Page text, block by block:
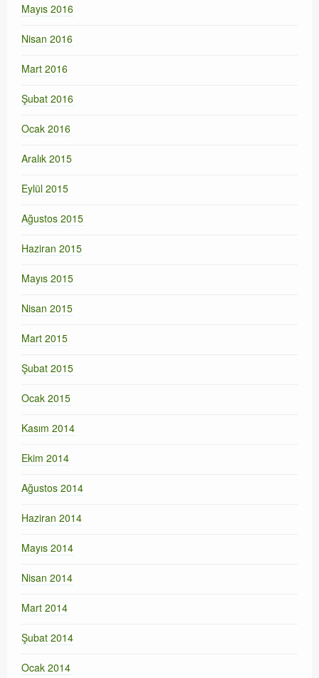
Mayıs 2016
Nisan 2016
Mart 2016
Şubat 2016
Ocak 2016
Aralık 2015
Eylül 2015
Ağustos 2015
Haziran 2015
Mayıs 2015
Nisan 2015
Mart 2015
Şubat 2015
Ocak 2015
Kasım 2014
Ekim 2014
Ağustos 2014
Haziran 2014
Mayıs 2014
Nisan 2014
Mart 2014
Şubat 2014
Ocak 2014